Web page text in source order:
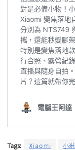
Tags: Xiaomi 小米